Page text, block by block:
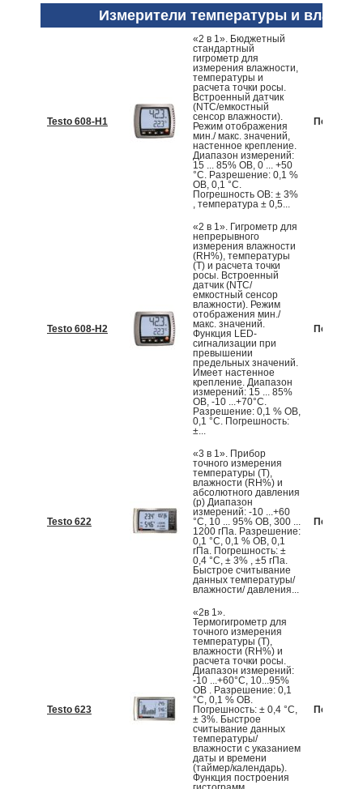
Измерители температуры и
Testo 608-H1
«2 в 1». Бюджетный
стандартный
гигрометр для
измерения влажности,
температуры и
расчета точки росы.
Встроенный датчик
(NTC/емкостный
сенсор влажности).
Режим отображения
мин./ макс. значений,
настенное крепление.
Диапазон измерений:
15 ... 85% ОВ, 0 ... +50
°С. Разрешение: 0,1 %
ОВ, 0,1 °С.
Погрешность ОВ: ± 3%
, температура ± 0,5...
По
Testo 608-H2
«2 в 1». Гигрометр для
непрерывного
измерения влажности
(RH%), температуры
(T) и расчета точки
росы. Встроенный
датчик (NTC/
емкостный сенсор
влажности). Режим
отображения мин./
макс. значений.
Функция LED-
сигнализации при
превышении
предельных значений.
Имеет настенное
крепление. Диапазон
измерений: 15 ... 85%
ОВ, -10 ...+70°С.
Разрешение: 0,1 % ОВ,
0,1 °С. Погрешность:
±...
По
Testo 622
«3 в 1». Прибор
точного измерения
температуры (T),
влажности (RH%) и
абсолютного давления
(p) Диапазон
измерений: -10 ...+60
°С, 10 ... 95% ОВ, 300 ...
1200 гПа. Разрешение:
0,1 °С, 0,1 % ОВ, 0,1
гПа. Погрешность: ±
0,4 °C, ± 3% , ±5 гПа.
Быстрое считывание
данных температуры/
влажности/ давления...
По
Testo 623
«2в 1».
Термогигрометр для
точного измерения
температуры (T),
влажности (RH%) и
расчета точки росы.
Диапазон измерений:
-10 ...+60°С, 10...95%
ОВ . Разрешение: 0,1
°С, 0,1 % ОВ.
Погрешность: ± 0,4 °C,
± 3%. Быстрое
считывание данных
температуры/
влажности с указанием
даты и времени
(таймер/календарь).
Функция построения
По